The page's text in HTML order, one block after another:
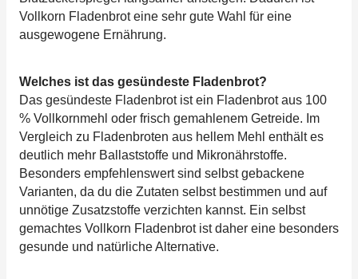
Vollkorn Fladenbrot eine sehr gute Wahl für eine
ausgewogene Ernährung.
Welches ist das gesündeste Fladenbrot?
Das gesündeste Fladenbrot ist ein Fladenbrot aus 100
% Vollkornmehl oder frisch gemahlenem Getreide. Im
Vergleich zu Fladenbroten aus hellem Mehl enthält es
deutlich mehr Ballaststoffe und Mikronährstoffe.
Besonders empfehlenswert sind selbst gebackene
Varianten, da du die Zutaten selbst bestimmen und auf
unnötige Zusatzstoffe verzichten kannst. Ein selbst
gemachtes Vollkorn Fladenbrot ist daher eine besonders
gesunde und natürliche Alternative.